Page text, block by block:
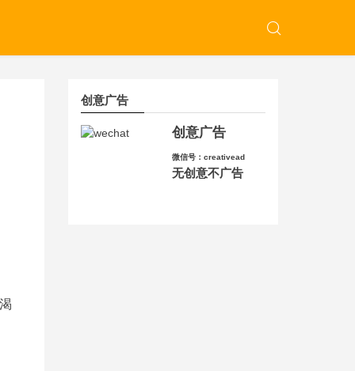
创意广告
创意广告
微信号：creativead
无创意不广告